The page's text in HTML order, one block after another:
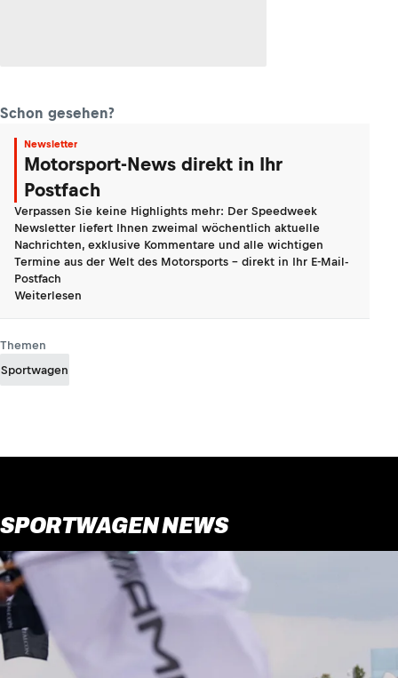
Schon gesehen?
Newsletter
Motorsport-News direkt in Ihr
Postfach
Verpassen Sie keine Highlights mehr: Der Speedweek
Newsletter liefert Ihnen zweimal wöchentlich aktuelle
Nachrichten, exklusive Kommentare und alle wichtigen
Termine aus der Welt des Motorsports - direkt in Ihr E-Mail-
Postfach
Weiterlesen
Themen
Sportwagen
SPORTWAGEN NEWS